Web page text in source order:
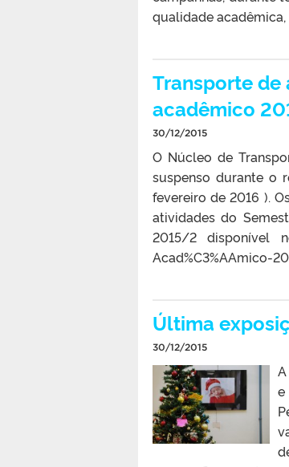
qualidade
Transporte de
acadêmico
30/12/2015
O Núcleo de
suspenso durante o
fevereiro de 2016 ).
atividades do
2015/2 disponível
Acad%C3%AAmico-
Última
30/12/2015
e